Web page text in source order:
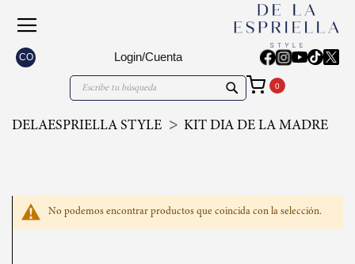
CO Login/Cuenta
Search
DELAESPRIELLA STYLE KIT DIA DE LA MADRE
No podemos encontrar productos que coincida con la selección.